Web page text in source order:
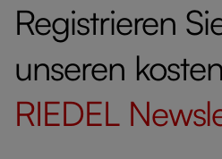
Registrieren
unseren
RIEDEL